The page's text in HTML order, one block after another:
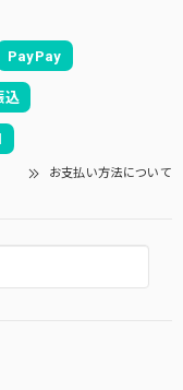
PayPay
込
お支払い方法について